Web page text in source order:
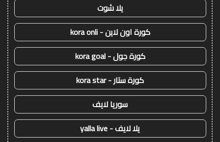
يلا شوت
كورة اون لاين - kora onli
كورة جول - kora goal
كورة ستار - kora star
سوريا لايف
يلا لايف - yalla live